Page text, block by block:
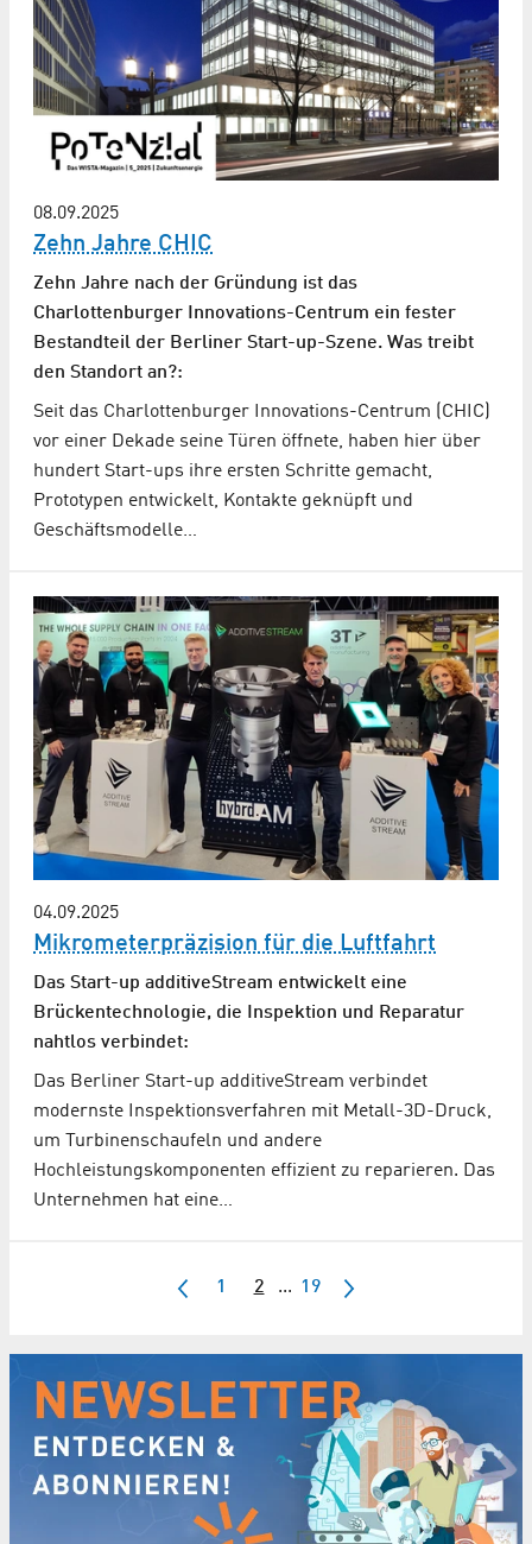
08.09.2025
Zehn Jahre CHIC
Zehn Jahre nach der Gründung ist das
Charlottenburger Innovations-Centrum ein fester
Bestandteil der Berliner Start-up-Szene. Was treibt
den Standort an?:
Seit das Charlottenburger Innovations-Centrum (CHIC)
vor einer Dekade seine Türen öffnete, haben hier über
hundert Start-ups ihre ersten Schritte gemacht,
Prototypen entwickelt, Kontakte geknüpft und
Geschäftsmodelle…
04.09.2025
Mikrometerpräzision für die Luftfahrt
Das Start-up additiveStream entwickelt eine
Brückentechnologie, die Inspektion und Reparatur
nahtlos verbindet:
Das Berliner Start-up additiveStream verbindet
modernste Inspektionsverfahren mit Metall-3D-Druck,
um Turbinenschaufeln und andere
Hochleistungskomponenten effizient zu reparieren. Das
Unternehmen hat eine…
1 2 ... 19